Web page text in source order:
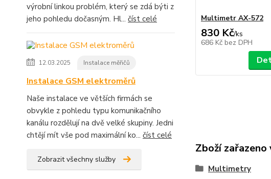
výrobní linkou problém, který se zdá býti z
jeho pohledu dočasným. Hl... číst celé
12.03.2025 Instalace měřičů
Instalace GSM elektroměrů
Naše instalace ve větších firmách se
obvykle z pohledu typu komunikačního
kanálu rozdělují na dvě velké skupiny. Jedni
chtějí mít vše pod maximální ko... číst celé
Zobrazit všechny služby
Multimetr AX-572
830 Kč/ks
686 Kč bez DPH
Zboží
Multimetry